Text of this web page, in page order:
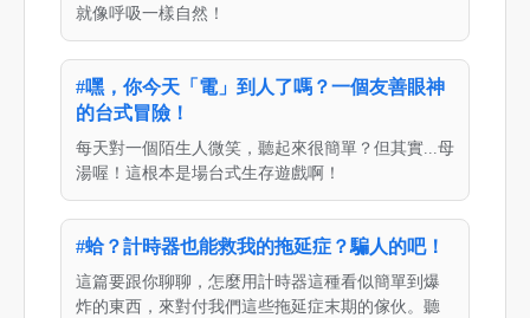
就像呼吸一樣自然！
#嘿，你今天「電」到人了嗎？一個友善眼神
的台式冒險！
每天對一個陌生人微笑，聽起來很簡單？但其實...母
湯喔！這根本是場台式生存遊戲啊！
#蛤？計時器也能救我的拖延症？騙人的吧！
這篇要跟你聊聊，怎麼用計時器這種看似簡單到爆
炸的東西，來對付我們這些拖延症末期的傢伙。聽